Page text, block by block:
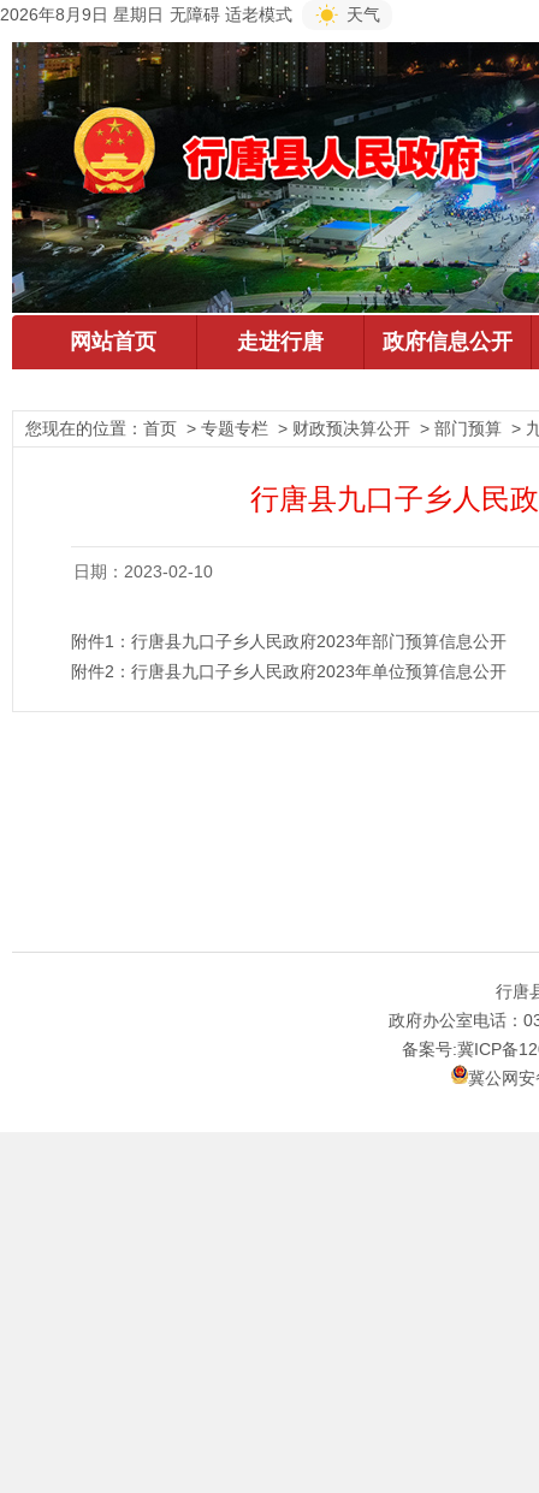
2026年8月9日 星期日 无障碍 适老模式 天气
您现在的位置： 首页 > 专题专栏 > 财政预决算公开 > 部门预算 >
行唐县九口子乡人民
日期：2023-02-10
附件1： 行唐县九口子乡人民政府2023年部门预算信息公开
附件2： 行唐县九口子乡人民政府2023年单位预算信息公开